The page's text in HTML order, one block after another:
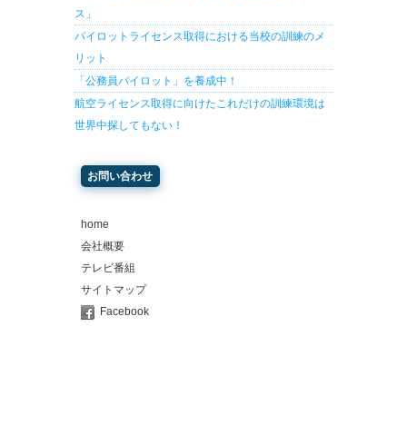
ス」
パイロットライセンス取得における当校の訓練のメ
リット
「公務員パイロット」を養成中！
航空ライセンス取得に向けたこれだけの訓練環境は
世界中探してもない！
お問い合わせ
home
会社概要
テレビ番組
サイトマップ
Facebook